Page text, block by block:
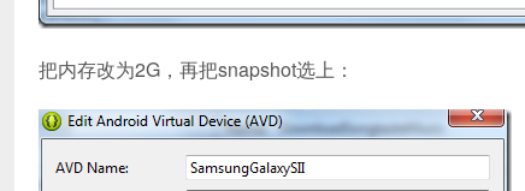
把内存改为2G，再把snapshot选上：